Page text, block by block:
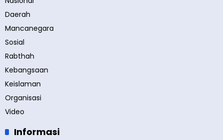
Daerah
Mancanegara
Sosial
Rabthah
Kebangsaan
Keislaman
Organisasi
Video
Informasi